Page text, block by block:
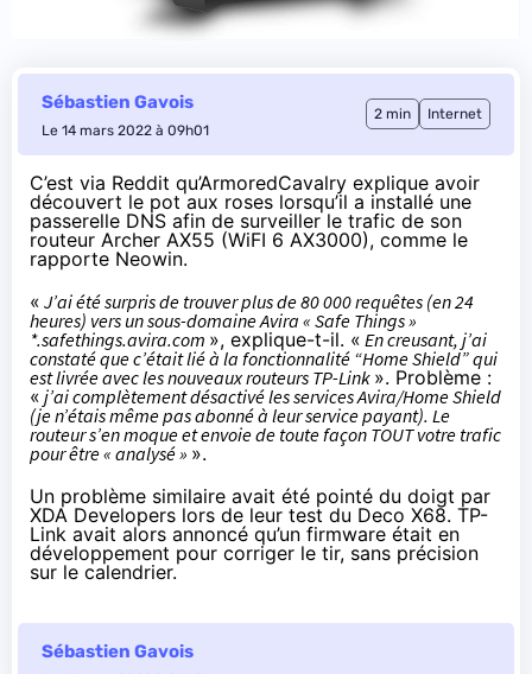
Sébastien Gavois
Le 14 mars 2022 à 09h01
2 min Internet
C’est via Reddit qu’ArmoredCavalry explique avoir
découvert le pot aux roses lorsqu’il a installé une
passerelle DNS afin de surveiller le trafic de son
routeur Archer AX55 (WiFI 6 AX3000), comme le
rapporte Neowin.
« J’ai été surpris de trouver plus de 80 000 requêtes (en 24
heures) vers un sous-domaine Avira « Safe Things »
*.safethings.avira.com », explique-t-il. « En creusant, j’ai
constaté que c’était lié à la fonctionnalité “Home Shield” qui
est livrée avec les nouveaux routeurs TP-Link ». Problème :
« j’ai complètement désactivé les services Avira/Home Shield
(je n’étais même pas abonné à leur service payant). Le
routeur s’en moque et envoie de toute façon TOUT votre trafic
pour être « analysé » ».
Un problème similaire avait été pointé du doigt par
XDA Developers lors de leur test du Deco X68. TP-
Link avait alors annoncé qu’un firmware était en
développement pour corriger le tir, sans précision
sur le calendrier.
Sébastien Gavois